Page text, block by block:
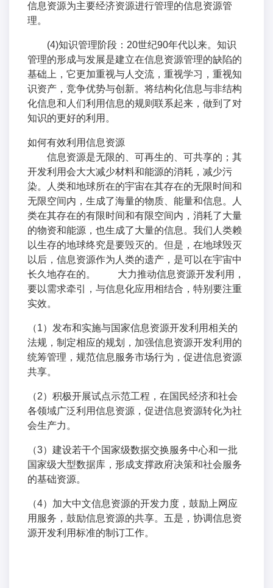
信息资源为主要经济资源进行管理的信息资源管
理。
(4)知识管理阶段：20世纪90年代以来。知识
管理的形成与发展是建立在信息资源管理的缺陷的
基础上，它更加重视与人交流，重视学习，重视知
识资产，竞争优势与创新。将结构化信息与非结构
化信息和人们利用信息的规则联系起来，做到了对
知识的更好的利用。
如何有效利用信息资源
信息资源是无限的、可再生的、可共享的；其
开发利用会大大减少材料和能源的消耗，减少污
染。人类和地球所在的宇宙在其存在的无限时间和
无限空间内，生成了海量的物质、能量和信息。人
类在其存在的有限时间和有限空间内，消耗了大量
的物资和能源，也生成了大量的信息。我们人类赖
以生存的地球终究是要毁灭的。但是，在地球毁灭
以后，信息资源作为人类的遗产，是可以在宇宙中
长久地存在的。 大力推动信息资源开发利用，
要以需求牵引，与信息化应用相结合，特别要注重
实效。
（1）发布和实施与国家信息资源开发利用相关的
法规，制定相应的规划，加强信息资源开发利用的
统筹管理，规范信息服务市场行为，促进信息资源
共享。
（2）积极开展试点示范工程，在国民经济和社会
各领域广泛利用信息资源，促进信息资源转化为社
会生产力。
（3）建设若干个国家级数据交换服务中心和一批
国家级大型数据库，形成支撑政府决策和社会服务
的基础资源。
（4）加大中文信息资源的开发力度，鼓励上网应
用服务，鼓励信息资源的共享。五是，协调信息资
源开发利用标准的制订工作。